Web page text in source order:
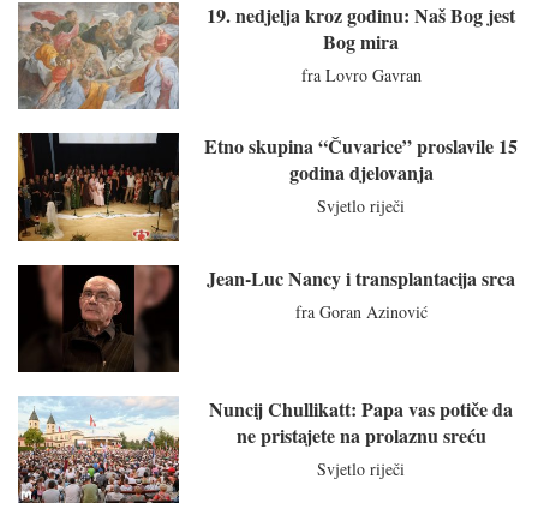
19. nedjelja kroz godinu: Naš Bog jest
Bog mira
fra Lovro Gavran
Etno skupina “Čuvarice” proslavile 15
godina djelovanja
Svjetlo riječi
Jean-Luc Nancy i transplantacija srca
fra Goran Azinović
Nuncij Chullikatt: Papa vas potiče da
ne pristajete na prolaznu sreću
Svjetlo riječi